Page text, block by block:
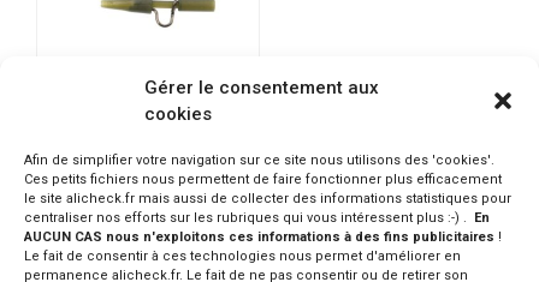
Gérer le consentement aux
cookies
Afin de simplifier votre navigation sur ce site nous utilisons des 'cookies'.
Ces petits fichiers nous permettent de faire fonctionner plus efficacement
le site alicheck.fr mais aussi de collecter des informations statistiques pour
centraliser nos efforts sur les rubriques qui vous intéressent plus :-) . En
AUCUN CAS nous n'exploitons ces informations à des fins publicitaires !
Le fait de consentir à ces technologies nous permet d'améliorer en
permanence alicheck.fr. Le fait de ne pas consentir ou de retirer son
VISSEN Ensemble Clip
Plomb attache métalique
PRODUIT INDISPO.
CONSULTER SUR ALIEXPRESS